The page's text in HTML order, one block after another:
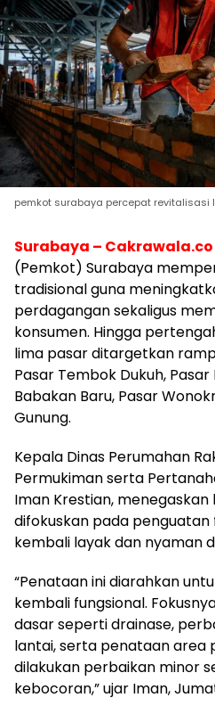
pemkot surabaya percepat
Surabaya – Cakrawala.co
(Pemkot) Surabaya
tradisional guna
perdagangan sekaligus
konsumen. Hingga
lima pasar ditargetkan
Pasar Tembok Dukuh,
Babakan Baru, Pasar
Gunung.
Kepala Dinas Perumahan
Permukiman serta
Iman Krestian,
difokuskan pada
kembali layak dan nyaman
“Penataan ini diarahkan
kembali fungsional.
dasar seperti drainase,
lantai, serta penataan area
dilakukan perbaikan minor
kebocoran,” ujar Iman,